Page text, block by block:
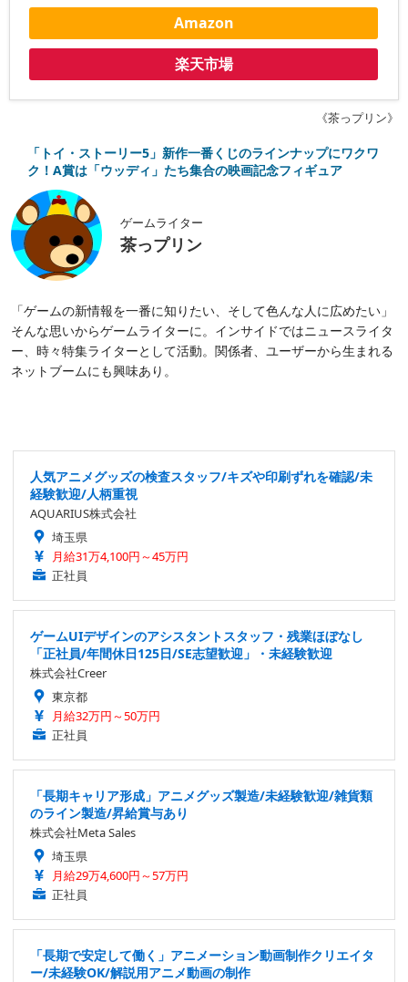
Amazon
楽天市場
《茶っプリン》
「トイ・ストーリー5」新作一番くじのラインナップにワクワ
ク！A賞は「ウッディ」たち集合の映画記念フィギュア
ゲームライター
茶っプリン
「ゲームの新情報を一番に知りたい、そして色んな人に広めたい」
そんな思いからゲームライターに。インサイドではニュースライタ
ー、時々特集ライターとして活動。関係者、ユーザーから生まれる
ネットブームにも興味あり。
人気アニメグッズの検査スタッフ/キズや印刷ずれを確認/未
経験歓迎/人柄重視
AQUARIUS株式会社
埼玉県
月給31万4,100円～45万円
正社員
ゲームUIデザインのアシスタントスタッフ・残業ほぼなし
「正社員/年間休日125日/SE志望歓迎」・未経験歓迎
株式会社Creer
東京都
月給32万円～50万円
正社員
「長期キャリア形成」アニメグッズ製造/未経験歓迎/雑貨類
のライン製造/昇給賞与あり
株式会社Meta Sales
埼玉県
月給29万4,600円～57万円
正社員
「長期で安定して働く」アニメーション動画制作クリエイタ
ー/未経験OK/解説用アニメ動画の制作